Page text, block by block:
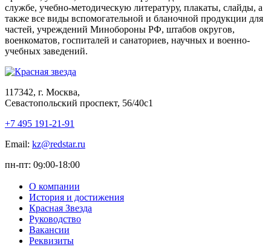
службе, учебно-методическую литературу, плакаты, слайды, а
также все виды вспомогательной и бланочной продукции для
частей, учреждений Минобороны РФ, штабов округов,
военкоматов, госпиталей и санаториев, научных и военно-
учебных заведений.
117342, г. Москва,
Севастопольский проспект, 56/40с1
+7 495 191-21-91
Email: kz@redstar.ru
пн-пт: 09:00-18:00
О компании
История и достижения
Красная Звезда
Руководство
Вакансии
Реквизиты